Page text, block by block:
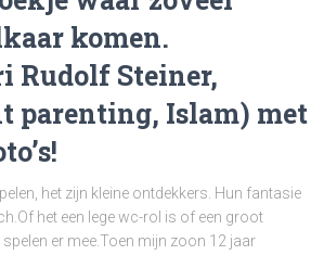
komen.
Rudolf Steiner,
parenting, Islam) met
het zijn kleine ontdekkers. Hun fantasie
het een lege wc-rol is of een groot
er mee.Toen mijn zoon 12 jaar